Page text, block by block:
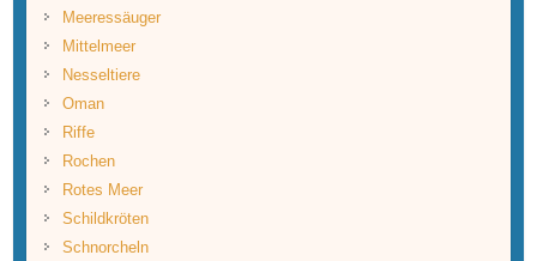
Meeressäuger
Mittelmeer
Nesseltiere
Oman
Riffe
Rochen
Rotes Meer
Schildkröten
Schnorcheln